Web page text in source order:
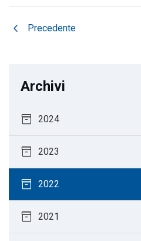
chevron_left Precedente
Archivi
inventory_2 2024
inventory_2 2023
inventory_2 2022
inventory_2 2021